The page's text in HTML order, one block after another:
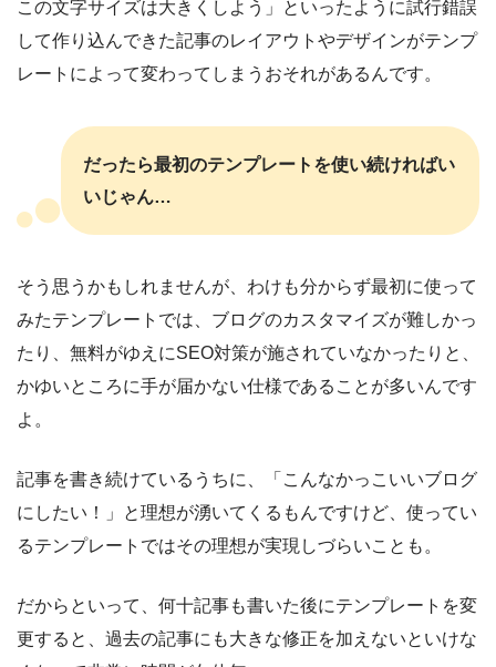
この文字サイズは大きくしよう」といったように試行錯誤
して作り込んできた記事のレイアウトやデザインがテンプ
レートによって変わってしまうおそれがあるんです。
だったら最初のテンプレートを使い続ければい
いじゃん…
そう思うかもしれませんが、わけも分からず最初に使って
みたテンプレートでは、ブログのカスタマイズが難しかっ
たり、無料がゆえにSEO対策が施されていなかったりと、
かゆいところに手が届かない仕様であることが多いんです
よ。
記事を書き続けているうちに、「こんなかっこいいブログ
にしたい！」と理想が湧いてくるもんですけど、使ってい
るテンプレートではその理想が実現しづらいことも。
だからといって、何十記事も書いた後にテンプレートを変
更すると、過去の記事にも大きな修正を加えないといけな